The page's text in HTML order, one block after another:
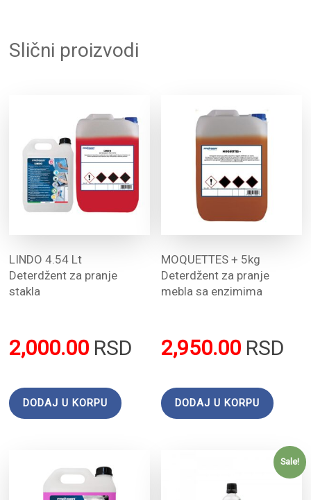
Slični proizvodi
LINDO 4.54 Lt
Deterdžent za pranje
stakla
2,000.00 RSD
DODAJ U KORPU
MOQUETTES + 5kg
Deterdžent za pranje
mebla sa enzimima
2,950.00 RSD
DODAJ U KORPU
Sale!